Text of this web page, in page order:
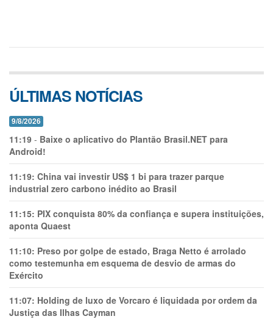
ÚLTIMAS NOTÍCIAS
9/8/2026
11:19 - Baixe o aplicativo do Plantão Brasil.NET para
Android!
11:19: China vai investir US$ 1 bi para trazer parque
industrial zero carbono inédito ao Brasil
11:15: PIX conquista 80% da confiança e supera instituições,
aponta Quaest
11:10: Preso por golpe de estado, Braga Netto é arrolado
como testemunha em esquema de desvio de armas do
Exército
11:07: Holding de luxo de Vorcaro é liquidada por ordem da
Justiça das Ilhas Cayman